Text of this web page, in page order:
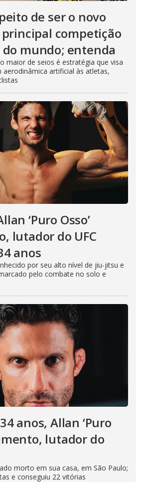
de ser o novo
principal competição
mundo; entenda
maior de seios é estratégia que visa
aerodinâmica artificial às atletas,
‘Puro Osso’
lutador do UFC
anos
por seu alto nível de jiu-jitsu e
pelo combate no solo e
anos, Allan ‘Puro
lutador do
morto em sua casa, em São Paulo;
e conseguiu 22 vitórias